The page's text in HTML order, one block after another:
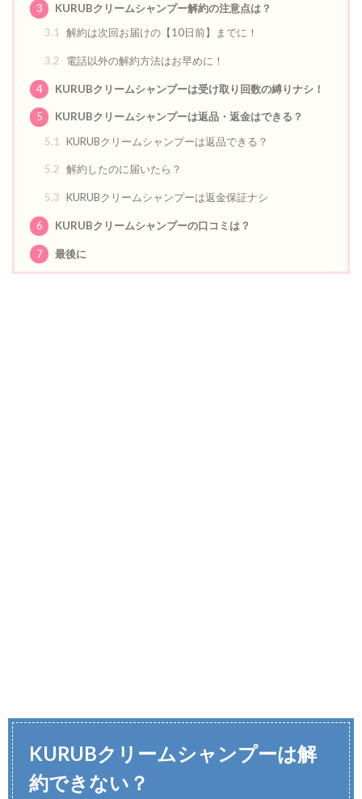
3
KURUBクリームシャンプー解約の注意点は？
3.1
解約は次回お届けの【10日前】までに！
3.2 電話以外の解約方法はお早めに！
4 KURUBクリームシャンプーは受け取り回数の縛りナシ！
5
KURUBクリームシャンプーは返品・返金はできる？
5.1
KURUBクリームシャンプーは返品できる？
5.2 解約したのに届いたら？
5.3 KURUBクリームシャンプーは返金保証ナシ
6 KURUBクリームシャンプーの口コミは？
7 最後に
KURUBクリームシャンプーは解
約できない？